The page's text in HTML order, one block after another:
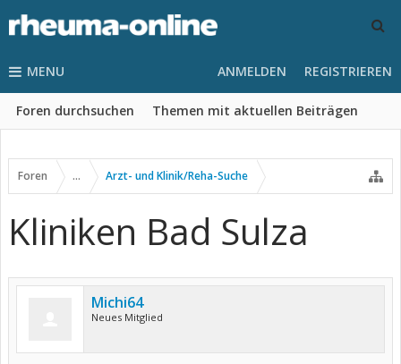
MENU
Foren durchsuchen Themen mit aktuellen Beiträgen
ANMELDEN REGISTRIEREN
Foren ... Arzt- und Klinik/Reha-Suche
Kliniken Bad Sulza
Michi64
Neues Mitglied